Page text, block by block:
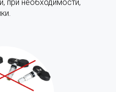
при необходимости,